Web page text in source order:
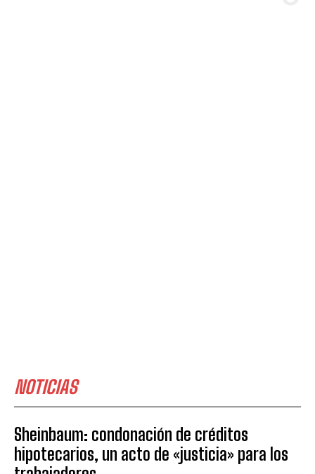
NOTICIAS
Sheinbaum: condonación de créditos
hipotecarios, un acto de «justicia» para los